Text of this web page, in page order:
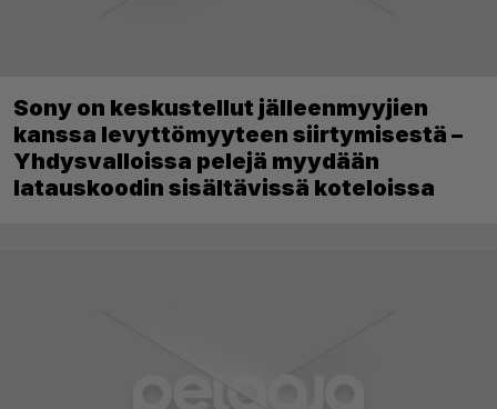
Sony on keskustellut jälleenmyyjien
kanssa levyttömyyteen siirtymisestä –
Yhdysvalloissa pelejä myydään
latauskoodin sisältävissä koteloissa